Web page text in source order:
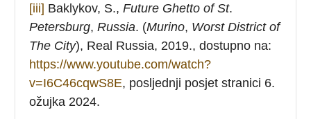
[iii] Baklykov, S.,Future Ghetto of St.
Petersburg,Russia. (Murino, Worst District of
The City), Real Russia, 2019., dostupno na:
https://www.youtube.com/watch?
v=I6C46cqwS8E, posljednji posjet stranici 6.
ožujka 2024.